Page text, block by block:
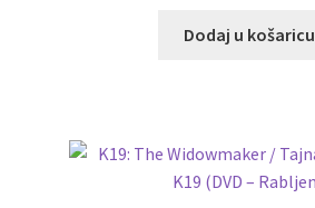
Dodaj u košaricu